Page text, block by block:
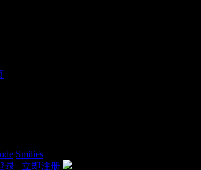
Smilies
录 立即注册